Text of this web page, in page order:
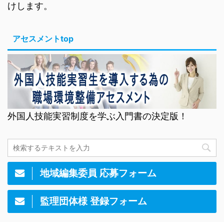
けします。
アセスメントtop
外国人技能実習制度を学ぶ入門書の決定版！
地域編集委員 応募フォーム
監理団体様 登録フォーム